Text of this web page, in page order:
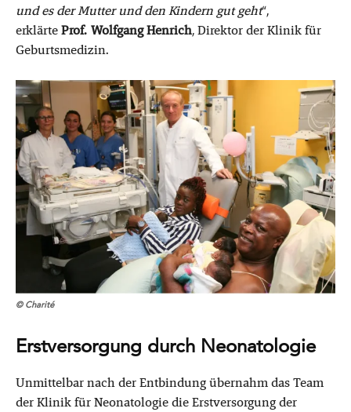
und es der Mutter und den Kindern gut geht“,
erklärteProf. Wolfgang Henrich, Direktor der Klinik für
Geburtsmedizin.
© Charité
Erstversorgung durch Neonatologie
Unmittelbar nach der Entbindung übernahm das Team
der Klinik für Neonatologie die Erstversorgung der